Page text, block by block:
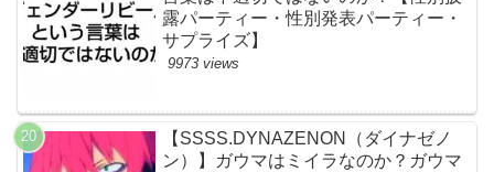
露パーティー・性別発表パーティー・
サプライズ】
9973 views
【SSSS.DYNAZENON（ダイナゼノ
ン）】ガウマはミイラなのか？ガウマ